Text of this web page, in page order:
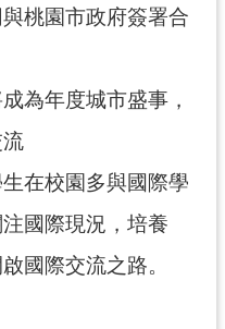
桃園市政府簽署合
為年度城市盛事，
在校園多與國際學
國際現況，培養
國際交流之路。